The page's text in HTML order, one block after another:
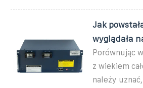
Jak
wyglądała
Porównując
z wiekiem
należy